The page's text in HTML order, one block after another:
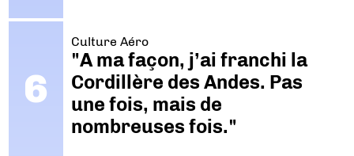
Culture Aéro
"A ma façon, j’ai franchi la
Cordillère des Andes. Pas
une fois, mais de
nombreuses fois."